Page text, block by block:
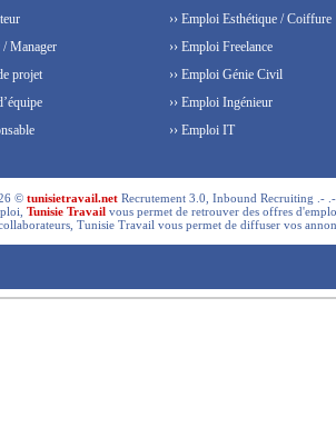
/ Manager
projet
›› Emploi Esthétique / Coiffure
›› Emploi Freelance
›› Emploi Génie Civil
›› Emploi Ingénieur
›› Emploi IT
©tunisietravail.net Recrutement 3.0, Inbound Recruiting .-
Tunisie Travail vous permet de retrouver des offres
Tunisie Travail vous permet de diffuser vos